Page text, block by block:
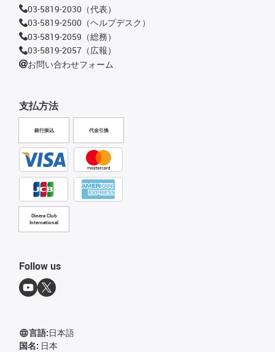
支払方法
銀行振込 代金引換
Diners Club
International
03-5819-2030（代表）
03-5819-2500（ヘルプデスク）
03-5819-2059（総務）
03-5819-2057（広報）
お問い合わせフォーム
Follow us
言語:日本語
国名: 日本